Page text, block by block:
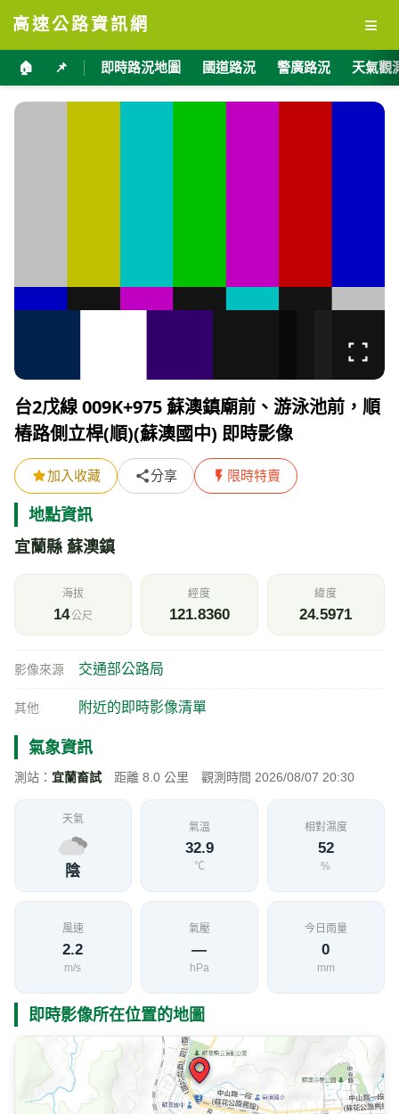
高速公路資訊網 ≡
🏠 📌 即時路況地圖 國道路況 警廣路況 天氣觀
台2戊線 009K+975 蘇澳鎮廟前、游泳池前，順
樁路側立桿(順)(蘇澳國中) 即時影像
加入收藏 分享 限時特賣
地點資訊
宜蘭縣 蘇澳鎮
海拔
14公尺
經度
121.8360
緯度
24.5971
影像來源 交通部公路局
其他 附近的即時影像清單
氣象資訊
測站： 宜蘭畜試 距離 8.0 公里 觀測時間 2026/08/07 20:30
天氣
陰
氣溫
32.9
℃
相對濕度
52
%
風速
2.2
m/s
氣壓
—
hPa
今日雨量
0
mm
即時影像所在位置的地圖